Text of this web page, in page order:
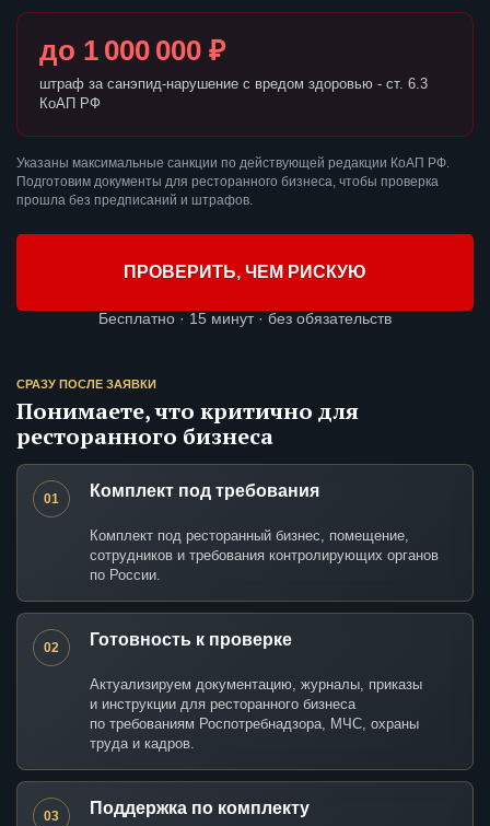
до 1 000 000 ₽
штраф за санэпид-нарушение с вредом здоровью - ст. 6.3
КоАП РФ
Указаны максимальные санкции по действующей редакции КоАП РФ.
Подготовим документы для ресторанного бизнеса, чтобы проверка
прошла без предписаний и штрафов.
ПРОВЕРИТЬ, ЧЕМ РИСКУЮ
Бесплатно · 15 минут · без обязательств
СРАЗУ ПОСЛЕ ЗАЯВКИ
Понимаете, что критично для
ресторанного бизнеса
01 Комплект под требования
Комплект под ресторанный бизнес, помещение,
сотрудников и требования контролирующих органов
по России.
02 Готовность к проверке
Актуализируем документацию, журналы, приказы
и инструкции для ресторанного бизнеса
по требованиям Роспотребнадзора, МЧС, охраны
труда и кадров.
03 Поддержка по комплекту